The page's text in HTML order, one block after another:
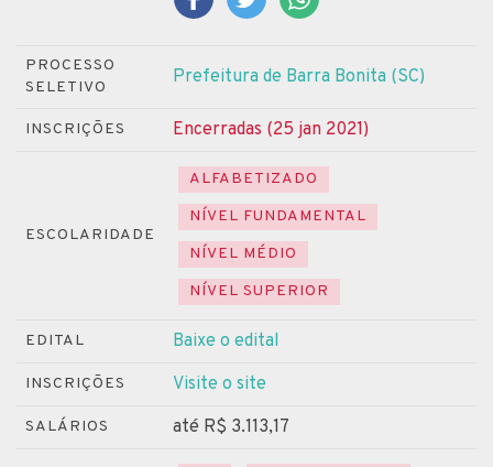
PROCESSO
SELETIVO
Prefeitura de Barra Bonita (SC)
INSCRIÇÕES Encerradas (25 jan 2021)
ESCOLARIDADE
ALFABETIZADO
NÍVEL FUNDAMENTAL
NÍVEL MÉDIO
NÍVEL SUPERIOR
EDITAL Baixe o edital
INSCRIÇÕES Visite o site
SALÁRIOS até R$ 3.113,17